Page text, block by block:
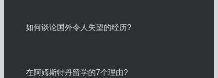
如何谈论国外令人失望的经历?
在阿姆斯特丹留学的7个理由?